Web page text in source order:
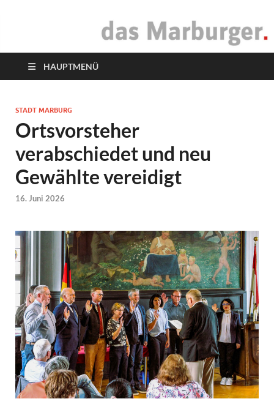
das Marburger.
HAUPTMENÜ
STADT MARBURG
Ortsvorsteher
verabschiedet und neu
Gewählte vereidigt
16. Juni 2026